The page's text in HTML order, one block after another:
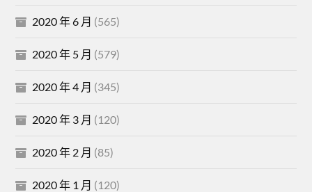
2020 年 6 月 (565)
2020 年 5 月 (579)
2020 年 4 月 (345)
2020 年 3 月 (120)
2020 年 2 月 (85)
2020 年 1 月 (120)